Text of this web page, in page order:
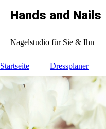
Hands and Nails
Nagelstudio für Sie & Ihn
Startseite Dressplaner